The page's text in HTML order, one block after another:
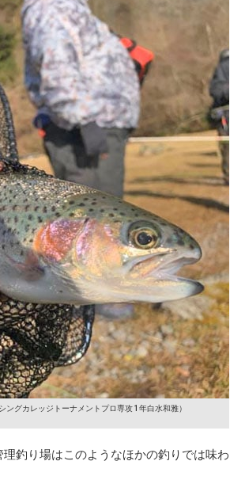
ングカレッジトーナメントプロ専攻 1年白水和雅）
釣り場はこのようなほかの釣りでは味わ